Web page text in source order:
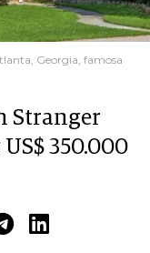
Georgia, famosa
Stranger
350.000